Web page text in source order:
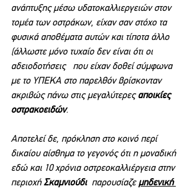
ανάπτυξης μέσω υδατοκαλλιεργειών στον
τομέα των οστράκων, είχαν σαν στόχο τα
φυσικά αποθέματα αυτών και τίποτα άλλο
(άλλωστε μόνο τυχαίο δεν είναι ότι οι
αδειοδοτήσεις   που είχαν δοθεί σύμφωνα
με το ΥΠΕΚΑ στο παρελθόν βρίσκονταν
ακριβώς πάνω στις μεγαλύτερες αποικίες
οστρακοειδών.
Αποτελεί δε, πρόκληση στο κοινό περί
δικαίου αίσθημα το γεγονός ότι η μοναδική
εδώ και 10 χρόνια οστρεοκαλλιέργεια στην
περιοχή Σκαμνιούδι παρουσίαζε μηδενική